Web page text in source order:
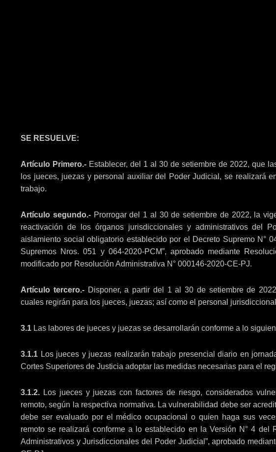
SE RESUELVE:
Artículo Primero.- Establecer, del 1 al 30 de setiembre de 2022, que
los jueces, juezas y personal auxiliar del Poder Judicial, se realizará
trabajo.
Artículo segundo.-Prorrogar del 1 al 30 de setiembre de 2022, la
reactivación de los órganos jurisdiccionales y administrativos del
aislamiento social obligatorio establecido por el Decreto Supremo N°
Supremos Nros. 051 y 064-2020-PCM”, aprobado mediante
modificado por Resolución Administrativa N° 000146-2020-CE-PJ.
Artículo tercero.-Disponer, a partir del 1 al 30 de setiembre de
cuales regirán para los jueces, juezas; así como el personal
3.1 Las labores de jueces y juezas se desarrollarán conforme a lo
3.1.1 Los jueces y juezas realizarán trabajo presencial diario en
Cortes Superiores de Justicia adoptar las medidas necesarias para el
3.1.2. Los jueces y juezas con factores de riesgo, considerados
remoto, según la respectiva normativa. La vulnerabilidad debe ser
debe ser evaluado por el médico ocupacional o quien haga sus
remoto se realizará conforme a lo establecido en la Versión N° 4 del
Administrativos y Jurisdiccionales del Poder Judicial”, aprobado